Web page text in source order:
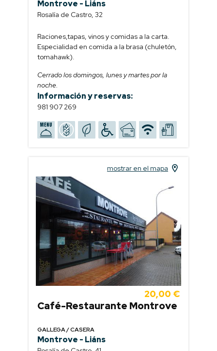
Montrove - Liáns
Rosalía de Castro, 32
Raciones,tapas, vinos y comidas a la carta.
Especialidad en comida a la brasa (chuletón,
tomahawk).
Cerrado los domingos, lunes y martes por la
noche.
Información y reservas:
981 907 269
20,00 €
Café-Restaurante Montrove
GALLEGA / CASERA
Montrove - Liáns
mostrar en el mapa